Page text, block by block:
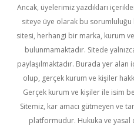
Ancak, üyelerimiz yazdıkları
siteye üye olarak bu sorumluluğu
sitesi, herhangi bir marka, kurum
bulunmamaktadır. Sitede
paylaşılmaktadır. Burada yer
olup, gerçek kurum ve kişiler
Gerçek kurum ve kişiler ile isim
Sitemiz, kar amacı gütmeyen ve
platformudur. Hukuka ve yasal